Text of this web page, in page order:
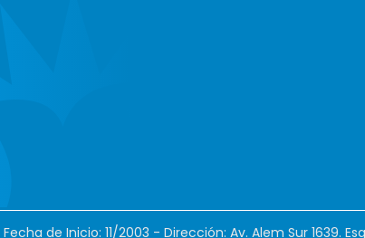
de Inicio: 11/2003 - Dirección: Av. Alem Sur 1639.